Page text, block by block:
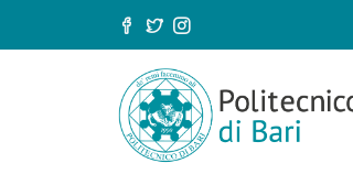
Salta al contenuto principale
Form di ricerca